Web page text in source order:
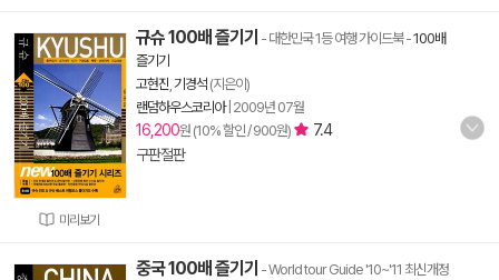
미리보기
규슈 100배 즐기기 - 대한민국 1등 여행 가이드북-100배
즐기기
고현진 기경석 (지은이)
랜덤하우스코리아| 2009년 07월
16,200원 (10% 할인 / 900원)
7.4
구판절판
중국 100배 즐기기 - World tour Guide '10~'11 최신개정